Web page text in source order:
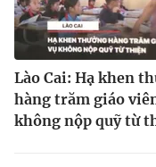
Lào Cai: Hạ khen
hàng trăm giáo
không nộp quỹ từ